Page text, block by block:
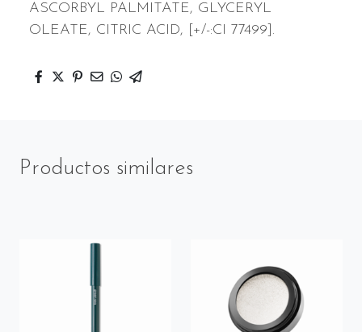
ASCORBYL PALMITATE, GLYCERYL
OLEATE, CITRIC ACID, [+/-:CI 77499].
Productos similares